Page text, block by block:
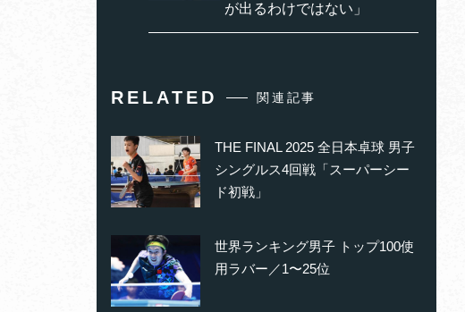
が出るわけではない」
RELATED 関連記事
THE FINAL 2025 全日本卓球 男子
シングルス4回戦「スーパーシー
ド初戦」
世界ランキング男子 トップ100使
用ラバー／1〜25位